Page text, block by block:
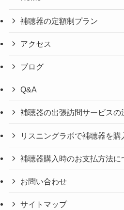
補聴器の定額制プラン
アクセス
ブログ
Q&A
補聴器の出張訪問サービスの
リスニングラボで補聴器を購
補聴器購入時のお支払方法に
お問い合わせ
サイトマップ